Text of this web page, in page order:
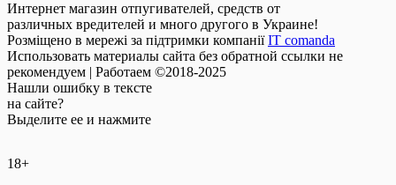
Интернет магазин отпугивателей, средств от
различных вредителей и много другого в Украине!
Розміщено в мережі за підтримки компаніїIT comanda
Использовать материалы сайта без обратной ссылки не
рекомендуем | Работаем ©2018-2025
Нашли ошибку в тексте
на сайте?
Выделите ее и нажмите
18+